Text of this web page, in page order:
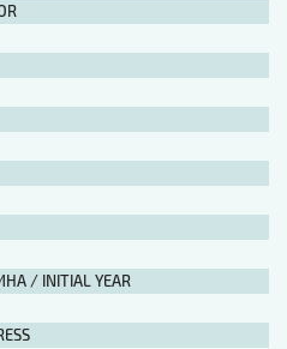
/ INITIAL YEAR